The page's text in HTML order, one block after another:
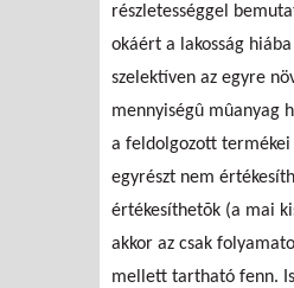
részletességgel
okáért a lakosság
szelektíven az egyre
mennyiségû mûanyag
a feldolgozott termékei
egyrészt nem
értékesíthetõk (a mai
akkor az csak
mellett tartható fenn.